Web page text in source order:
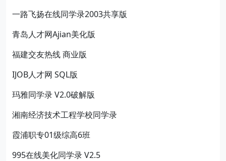
一路飞扬在线同学录2003共享版
青岛人才网Ajian美化版
福建交友热线 商业版
IJOB人才网 SQL版
玛雅同学录 V2.0破解版
湘南经济技术工程学校同学录
霞浦职专01级综高6班
995在线美化同学录 V2.5